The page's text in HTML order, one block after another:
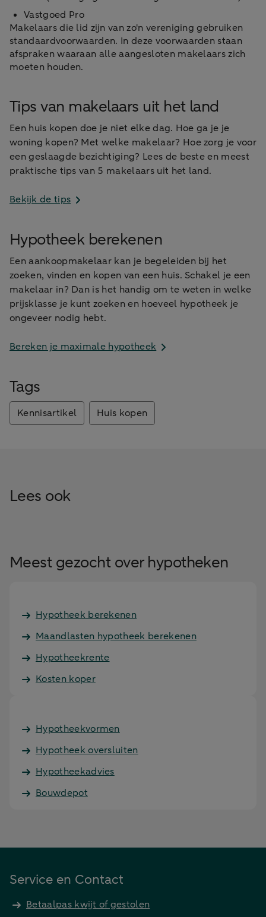
Vastgoed Pro
Makelaars die lid zijn van zo'n vereniging gebruiken
standaardvoorwaarden. In deze voorwaarden staan
afspraken waaraan alle aangesloten makelaars zich
moeten houden.
Tips van makelaars uit het land
Een huis kopen doe je niet elke dag. Hoe ga je je
woning kopen? Met welke makelaar? Hoe zorg je voor
een geslaagde bezichtiging? Lees de beste en meest
praktische tips van 5 makelaars uit het land.
Bekijk de tips
Hypotheek berekenen
Een aankoopmakelaar kan je begeleiden bij het
zoeken, vinden en kopen van een huis. Schakel je een
makelaar in? Dan is het handig om te weten in welke
prijsklasse je kunt zoeken en hoeveel hypotheek je
ongeveer nodig hebt.
Bereken je maximale hypotheek
Tags
Kennisartikel Huis kopen
Lees ook
Meest gezocht over hypotheken
Hypotheek berekenen
Maandlasten hypotheek berekenen
Hypotheekrente
Kosten koper
Hypotheekvormen
Hypotheek oversluiten
Hypotheekadvies
Bouwdepot
Service en Contact
Betaalpas kwijt of gestolen